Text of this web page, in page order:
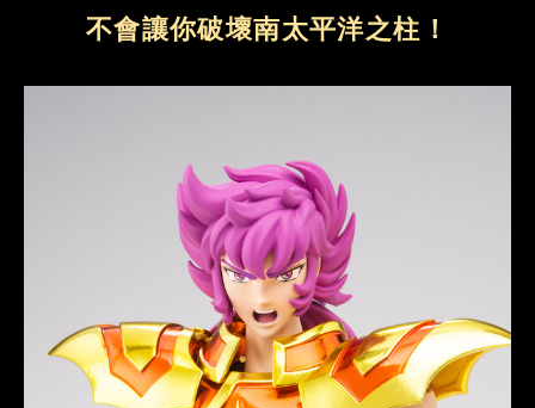
不會讓你破壞南太平洋之柱！